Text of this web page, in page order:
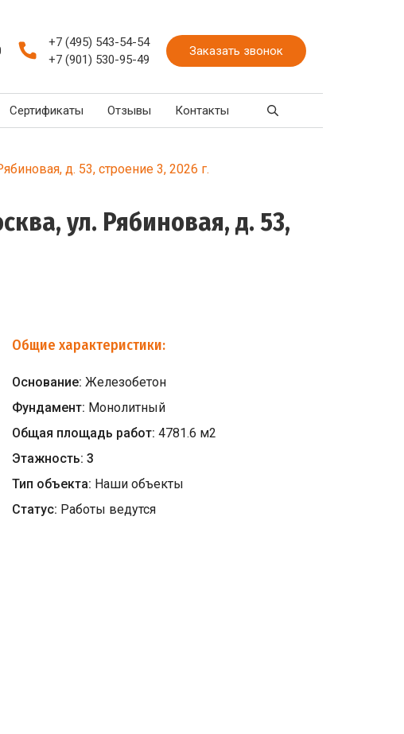
+7 (495) 543-54-54
+7 (901) 530-95-49
Заказать звонок
Сертификаты Отзывы Контакты
д. 53, строение 3, 2026 г.
ул. Рябиновая, д. 53,
Общие характеристики:
Основание: Железобетон
Фундамент: Монолитный
Общая площадь работ: 4781.6 м2
Этажность: 3
Тип объекта: Наши объекты
Статус: Работы ведутся